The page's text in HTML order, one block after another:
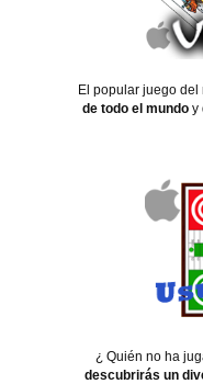
El popular juego del
de todo el mundo y
¿ Quién no ha
descubrirás un